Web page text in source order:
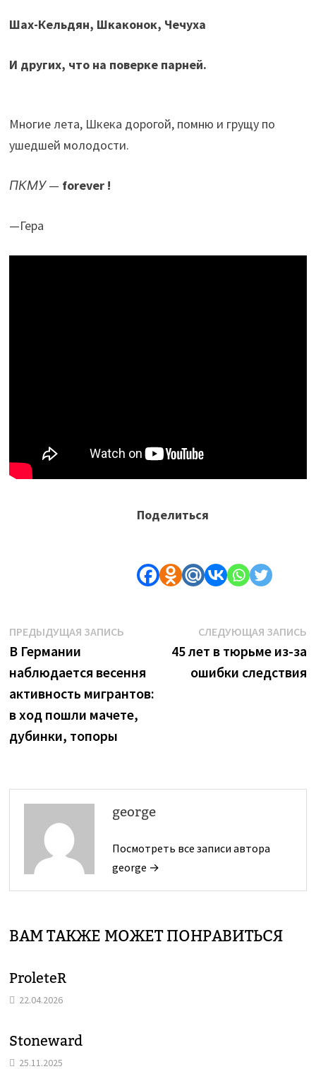
Шах-Кельдян, Шкаконок, Чечуха
И других, что на поверке парней.
Многие лета, Шкека дорогой, помню и грущу по
ушедшей молодости.
ПКМУ— forever !
—Гера
Поделиться
Навигация
по
записям
ПРЕДЫДУЩАЯ ЗАПИСЬПредыдущая
В Германии
наблюдается весення
активность мигрантов:
в ход пошли мачете,
дубинки, топоры
СЛЕДУЮЩАЯ ЗАПИСЬ
45 лет в тюрьме из-за
ошибки следствия
george
Посмотреть все записи автора
george →
ВАМ ТАКЖЕ МОЖЕТ ПОНРАВИТЬСЯ
ProleteR
22.04.2026
Stoneward
25.11.2025